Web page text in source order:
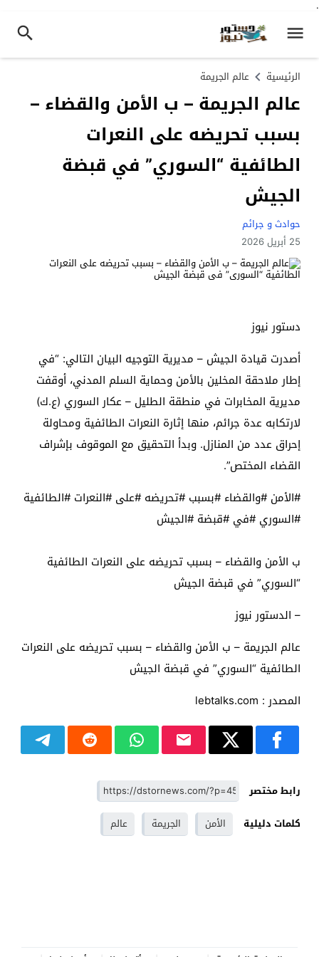
.
الرئيسية عالم الجريمة
عالم الجريمة – ب الأمن والقضاء –
بسبب تحريضه على النعرات
الطائفية “السوري” في قبضة
الجيش
حوادث و جرائم
25 أبريل 2026
دستور نيوز
أصدرت قيادة الجيش – مديرية التوجيه البيان التالي: “في
إطار ملاحقة المخلين بالأمن وحماية السلم المدني، أوقفت
مديرية المخابرات في منطقة الطليل – عكار السوري (ع.ك)
لارتكابه عدة جرائم، منها إثارة النعرات الطائفية ومحاولة
إحراق عدد من المنازل. وبدأ التحقيق مع الموقوف بإشراف
القضاء المختص”.
#الأمن #والقضاء #بسبب #تحريضه #على #النعرات #الطائفية
#السوري #في #قبضة #الجيش
ب الأمن والقضاء – بسبب تحريضه على النعرات الطائفية
“السوري” في قبضة الجيش
– الدستور نيوز
عالم الجريمة – ب الأمن والقضاء – بسبب تحريضه على النعرات
الطائفية “السوري” في قبضة الجيش
المصدر : lebtalks.com
رابط مختصر
كلمات دليلية
الأمن الجريمة عالم